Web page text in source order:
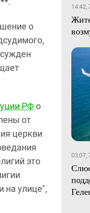
о
РФо
от
церкви
это
на улице",
14:42,
03:07,